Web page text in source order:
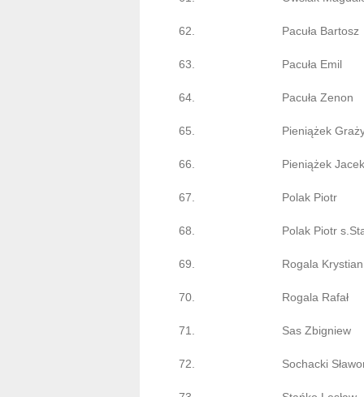
62. Pacuła Bartosz
63. Pacuła Emil
64. Pacuła Zenon
65. Pieniążek
66. Pieniążek Jacek
67. Polak Piotr
68. Polak Piotr
69. Rogala Krystian
70. Rogala Rafał
71. Sas Zbigniew
72. Sochacki